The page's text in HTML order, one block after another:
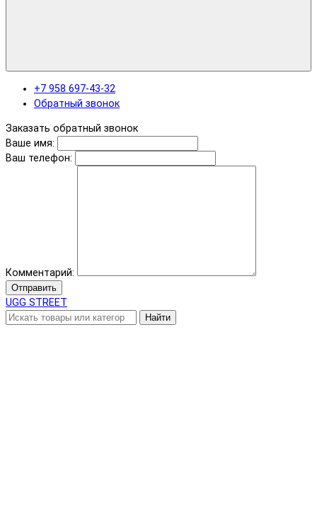
+7 958 697-43-32
Обратный звонок
Заказать обратный звонок
Ваше имя:
Ваш телефон:
Комментарий:
Отправить
UGG STREET
Найти